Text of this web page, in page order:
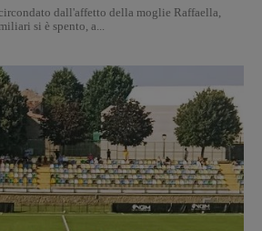
dall'affetto della moglie Raffaella,
si è spento, a...